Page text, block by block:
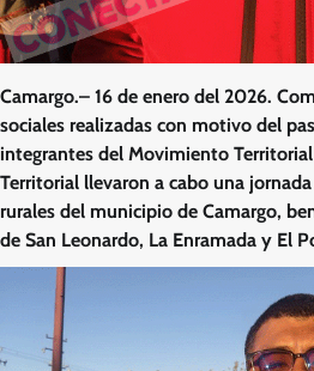
Camargo.– 16 de enero del 2026.
sociales realizadas con motivo del
integrantes del Movimiento
Territorial llevaron a cabo una
rurales del municipio de Camargo,
de San Leonardo, La Enramada y El